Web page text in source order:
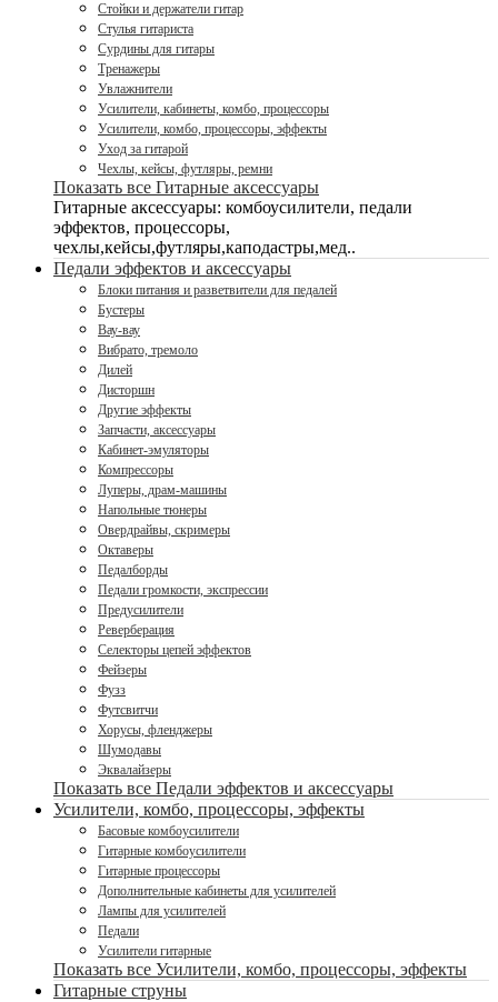
Стойки и держатели гитар
Стулья гитариста
Сурдины для гитары
Тренажеры
Увлажнители
Усилители, кабинеты, комбо, процессоры
Усилители, комбо, процессоры, эффекты
Уход за гитарой
Чехлы, кейсы, футляры, ремни
Показать все Гитарные аксессуары
Гитарные аксессуары: комбоусилители, педали
эффектов, процессоры,
чехлы,кейсы,футляры,каподастры,мед..
Педали эффектов и аксессуары
Блоки питания и разветвители для педалей
Бустеры
Вау-вау
Вибрато, тремоло
Дилей
Дисторшн
Другие эффекты
Запчасти, аксессуары
Кабинет-эмуляторы
Компрессоры
Луперы, драм-машины
Напольные тюнеры
Овердрайвы, скримеры
Октаверы
Педалборды
Педали громкости, экспрессии
Предусилители
Реверберация
Селекторы цепей эффектов
Фейзеры
Фузз
Футсвитчи
Хорусы, фленджеры
Шумодавы
Эквалайзеры
Показать все Педали эффектов и аксессуары
Усилители, комбо, процессоры, эффекты
Басовые комбоусилители
Гитарные комбоусилители
Гитарные процессоры
Дополнительные кабинеты для усилителей
Лампы для усилителей
Педали
Усилители гитарные
Показать все Усилители, комбо, процессоры, эффекты
Гитарные струны